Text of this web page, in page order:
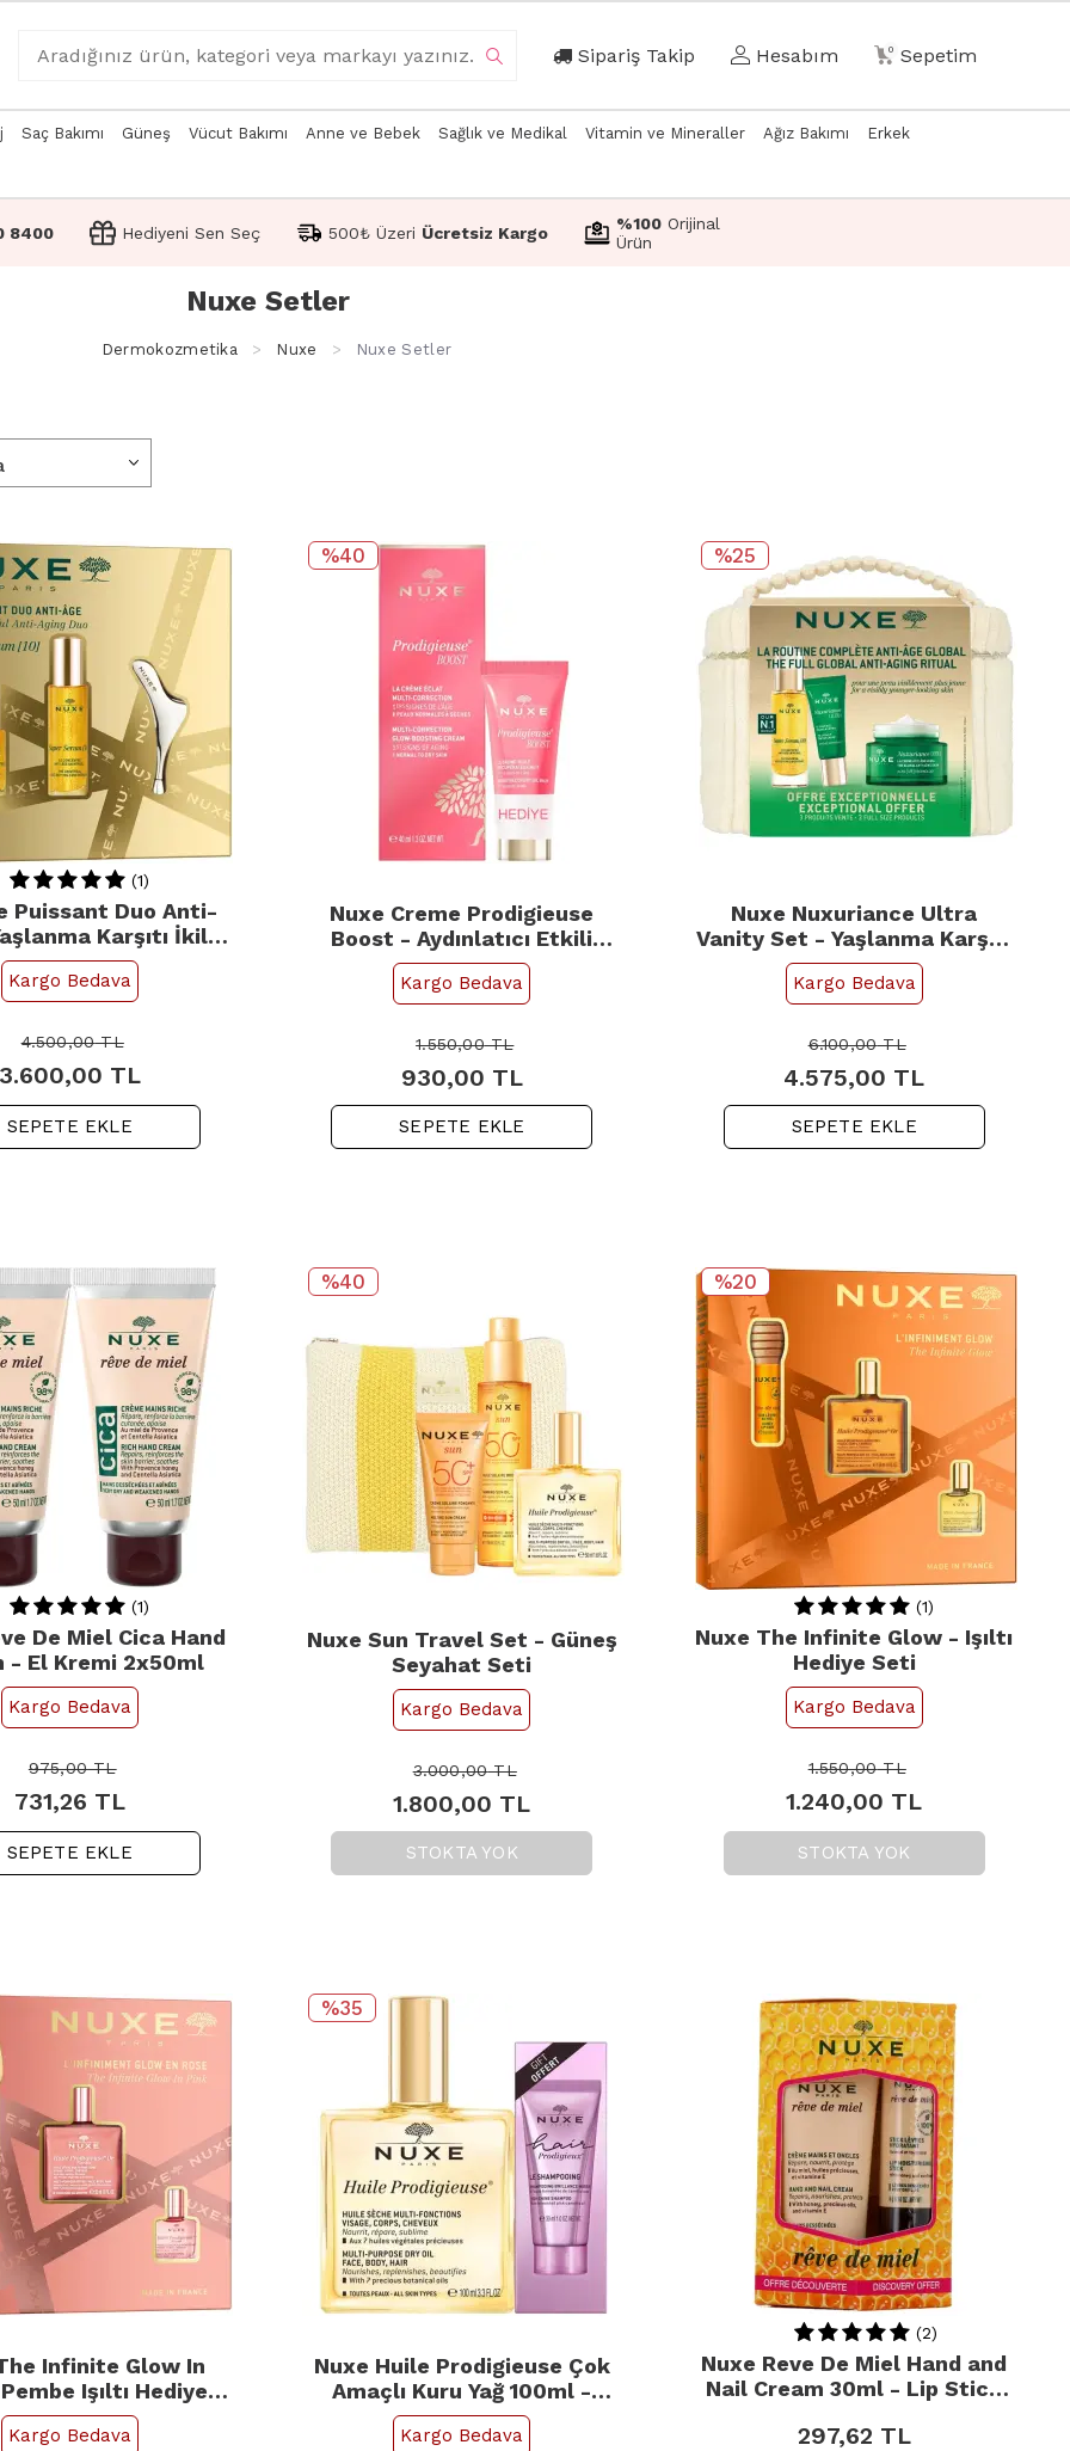
Sipariş Takip Hesabım 0 Sepetim
Saç Bakımı Güneş Vücut Bakımı Anne ve Bebek Sağlık ve Medikal Vitamin ve Mineraller Ağız Bakımı Erkek
8400 Hediyeni Sen Seç 500₺ Üzeri Ücretsiz Kargo %100 Orijinal
Ürün
Nuxe Setler
Dermokozmetika Nuxe Nuxe Setler
(1)
Puissant Duo Anti-
Karşıtı İkili
Set
Kargo Bedava
4.500,00TL
TL
SEPETE EKLE
%40
Nuxe Creme Prodigieuse
Boost - Aydınlatıcı Etkili
Bakım Seti
Kargo Bedava
1.550,00TL
930,00 TL
SEPETE EKLE
%25
Nuxe Nuxuriance Ultra
Vanity Set - Yaşlanma Karşıtı
Çantalı Bakım Seti
Kargo Bedava
6.100,00TL
4.575,00 TL
SEPETE EKLE
(1)
De Miel Cica Hand
- El Kremi 2x50ml
Kargo Bedava
975,00TL
731,26 TL
SEPETE EKLE
%40
Nuxe Sun Travel Set - Güneş
Seyahat Seti
Kargo Bedava
3.000,00TL
1.800,00 TL
STOKTA YOK
%20
(1)
Nuxe The Infinite Glow - Işıltı
Hediye Seti
Kargo Bedava
1.550,00TL
1.240,00 TL
STOKTA YOK
Infinite Glow In
Işıltı Hediye
Seti
Kargo Bedava
%35
Nuxe Huile Prodigieuse Çok
Amaçlı Kuru Yağ 100ml -
Şampuan 30ml Hediye
Kargo Bedava
(2)
Nuxe Reve De Miel Hand and
Nail Cream 30ml - Lip Stick
297,62 TL